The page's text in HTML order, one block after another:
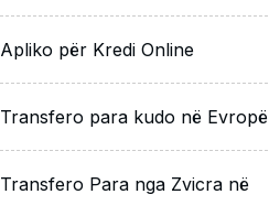
Apliko për Kredi Online
Transfero para kudo në Evropë
Transfero Para nga Zvicra në